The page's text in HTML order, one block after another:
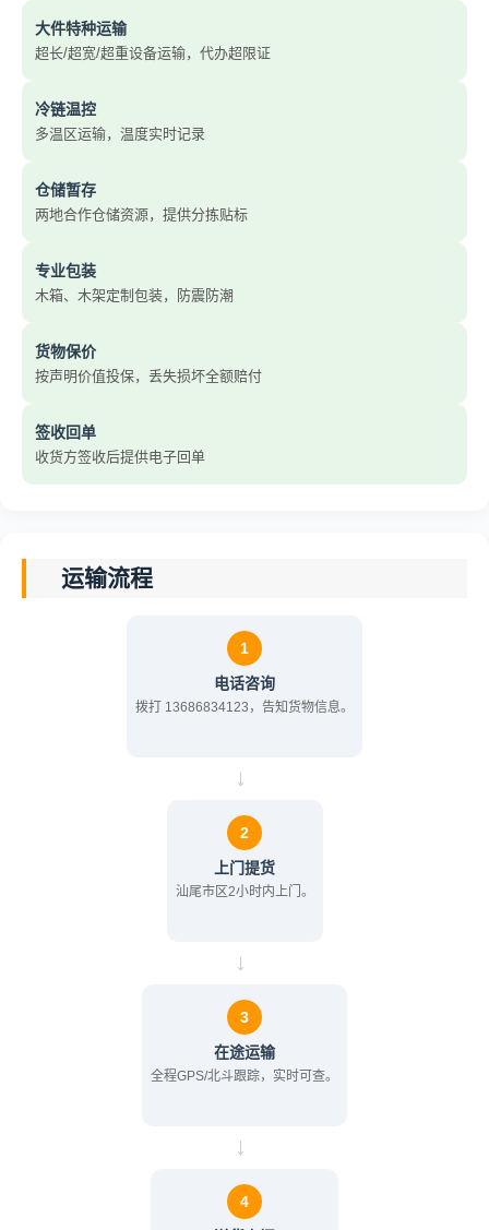
大件特种运输
超长/超宽/超重设备运输，代办超限证
冷链温控
多温区运输，温度实时记录
仓储暂存
两地合作仓储资源，提供分拣贴标
专业包装
木箱、木架定制包装，防震防潮
货物保价
按声明价值投保，丢失损坏全额赔付
签收回单
收货方签收后提供电子回单
运输流程
1
电话咨询
拨打 13686834123，告知货物信息。
→
2
上门提货
汕尾市区2小时内上门。
→
3
在途运输
全程GPS/北斗跟踪，实时可查。
→
4